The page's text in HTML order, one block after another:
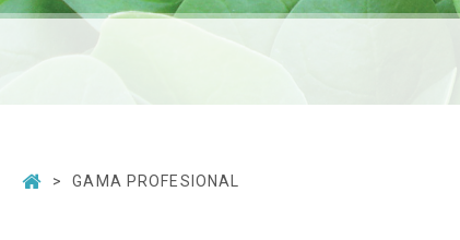
GAMA PROFESIONAL